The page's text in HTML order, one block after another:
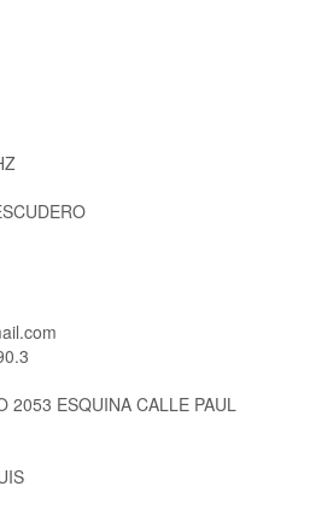
2053 ESQUINA CALLE PAUL